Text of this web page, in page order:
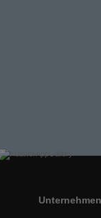
Unternehmen